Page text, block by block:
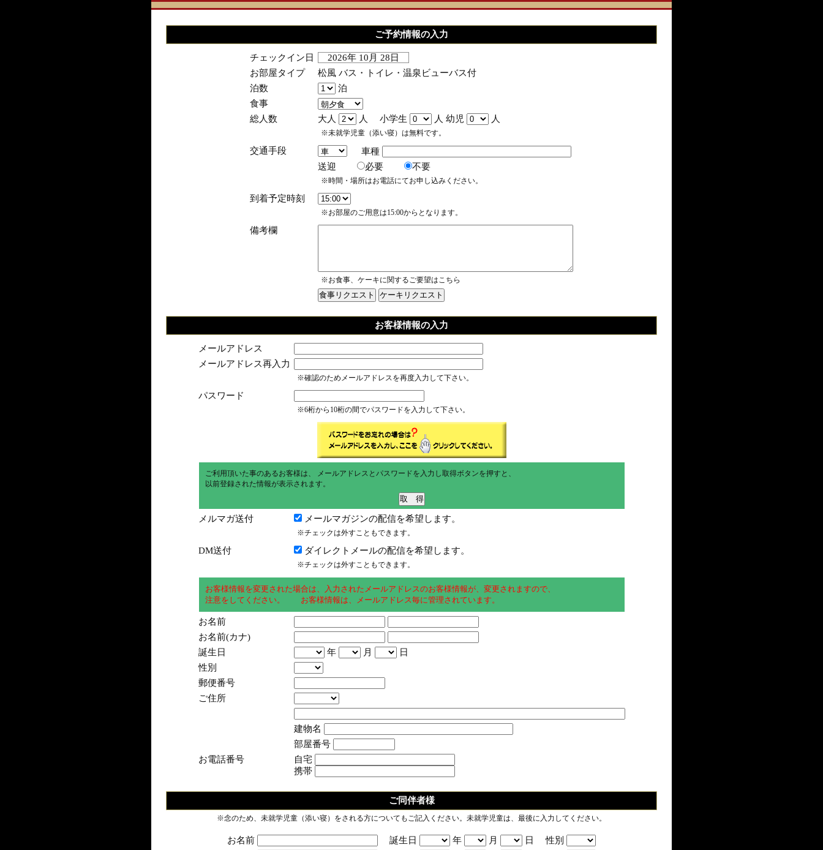
ご予約情報の入力
チェックイン日
2026年 10月 28日
お部屋タイプ
松風 バス・トイレ・温泉ビューバス付
泊数
泊
食事
総人数
大人 人 小学生 人 幼児 人
※未就学児童（添い寝）は無料です。
交通手段
車種
送迎
必要 不要
※時間・場所はお電話にてお申し込みください。
到着予定時刻
※お部屋のご用意は15:00からとなります。
備考欄
※お食事、ケーキに関するご要望はこちら
お客様情報の入力
メールアドレス
メールアドレス再入力
※確認のためメールアドレスを再度入力して下さい。
パスワード
※6桁から10桁の間でパスワードを入力して下さい。
ご利用頂いた事のあるお客様は、 メールアドレスとパスワードを入力し取得ボタンを押すと、
以前登録された情報が表示されます。
メルマガ送付 メールマガジンの配信を希望します。
※チェックは外すこともできます。
DM送付 ダイレクトメールの配信を希望します。
※チェックは外すこともできます。
お客様情報を変更された場合は、入力されたメールアドレスのお客様情報が、変更されますので、
注意をしてください。 お客様情報は、メールアドレス毎に管理されています。
お名前
お名前(カナ)
誕生日
年 月
日
性別
郵便番号
ご住所
建物名
部屋番号
お電話番号
自宅
携帯
ご同伴者様
※念のため、未就学児童（添い寝）をされる方についてもご記入ください。未就学児童は、最後に入力してください。
お名前 誕生日 年 月
日 性別